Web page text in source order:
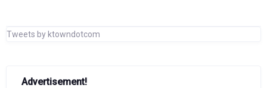
Tweets by ktowndotcom
Advertisement!